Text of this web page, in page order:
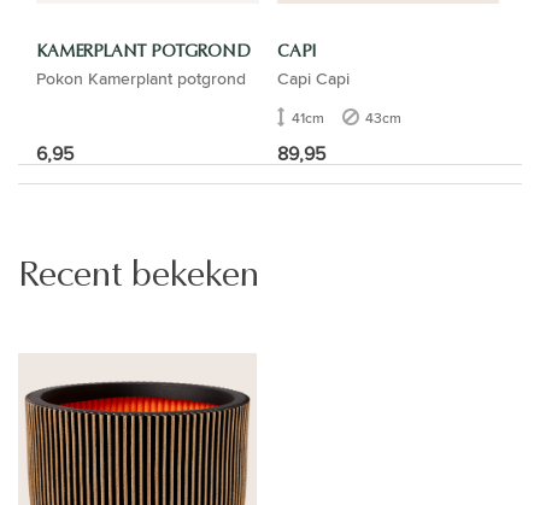
KAMERPLANT POTGROND
Pokon Kamerplant potgrond
6,95
CAPI
Capi Capi
41cm 43cm
89,95
Recent bekeken